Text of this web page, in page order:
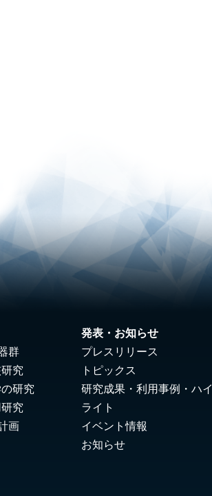
群
究
研究
究
画
発表・お知らせ
プレスリリース
トピックス
研究成果・利用事例・ハイ
ライト
イベント情報
お知らせ